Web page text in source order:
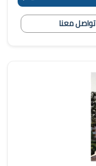
تواصل معنا